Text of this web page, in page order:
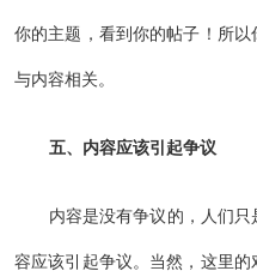
你的主题，看到你的帖子！所以
与内容相关。
五、内容应该引起争议
内容是没有争议的，人们
容应该引起争议。当然，这里